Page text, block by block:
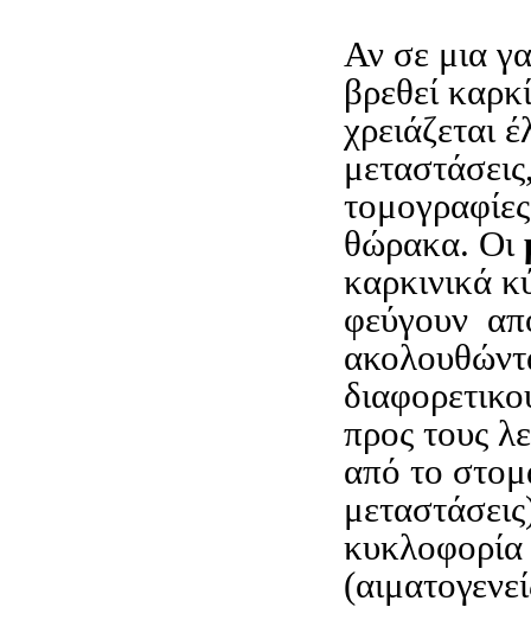
Αν σε μια
βρεθεί
χρειάζεται
θώρακα. Οι
καρκινικά
φεύγουν
προς τους
από το
κυκλοφορία